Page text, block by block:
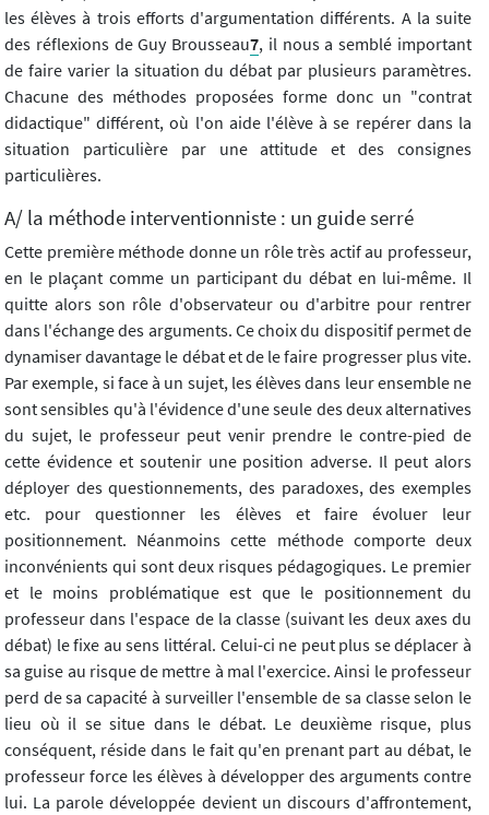
les élèves à trois efforts d'argumentation différents. A la suite
des réflexions de Guy Brousseau7, il nous a semblé important
de faire varier la situation du débat par plusieurs paramètres.
Chacune des méthodes proposées forme donc un "contrat
didactique" différent, où l'on aide l'élève à se repérer dans la
situation particulière par une attitude et des consignes
particulières.
A/ la méthode interventionniste : un guide serré
Cette première méthode donne un rôle très actif au professeur,
en le plaçant comme un participant du débat en lui-même. Il
quitte alors son rôle d'observateur ou d'arbitre pour rentrer
dans l'échange des arguments. Ce choix du dispositif permet de
dynamiser davantage le débat et de le faire progresser plus vite.
Par exemple, si face à un sujet, les élèves dans leur ensemble ne
sont sensibles qu'à l'évidence d'une seule des deux alternatives
du sujet, le professeur peut venir prendre le contre-pied de
cette évidence et soutenir une position adverse. Il peut alors
déployer des questionnements, des paradoxes, des exemples
etc. pour questionner les élèves et faire évoluer leur
positionnement. Néanmoins cette méthode comporte deux
inconvénients qui sont deux risques pédagogiques. Le premier
et le moins problématique est que le positionnement du
professeur dans l'espace de la classe (suivant les deux axes du
débat) le fixe au sens littéral. Celui-ci ne peut plus se déplacer à
sa guise au risque de mettre à mal l'exercice. Ainsi le professeur
perd de sa capacité à surveiller l'ensemble de sa classe selon le
lieu où il se situe dans le débat. Le deuxième risque, plus
conséquent, réside dans le fait qu'en prenant part au débat, le
professeur force les élèves à développer des arguments contre
lui. La parole développée devient un discours d'affrontement,